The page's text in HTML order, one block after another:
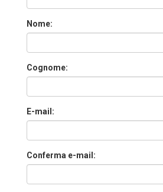
Nome:
Cognome:
E-mail:
Conferma e-mail: